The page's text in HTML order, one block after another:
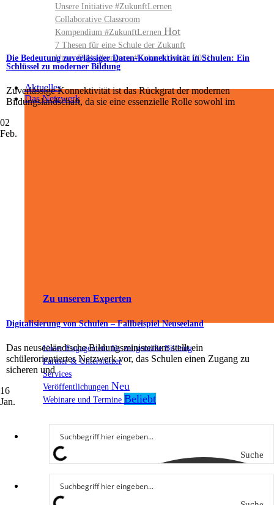
Unsere Initiative #ZukunftLernen
Collaborative Classroom
Kompendium #ZukunftLernen
7 Thesen für eine Schule der Zukunft
Unser Digitalkongress #ZukunftLernen 2021
Aktuelles
Das Netzwerk
Zu unseren Experten
Unser Engagement für zeitgemäße Bildung
Partner & Unterstützer
Services
Veröffentlichungen
Webinare und Termine
Suche
Die Bedeutung zuverlässiger Daten-Konnektivität in Schulen: Ein
Schlüssel zu moderner Bildung
Zuverlässige Konnektivität ist das Rückgrat der modernen
Bildungslandschaft, da sie eine essenzielle Rolle sowohl im
02
Feb.
Digitalisierung von Schulen – Fallbeispiel Neuseeland
Das neuseeländische Bildungsministerium stellt ein
schülerorientiertes Netzwerk vor, das Schulen einen Zugang zu
sicheren und
16
Jan.